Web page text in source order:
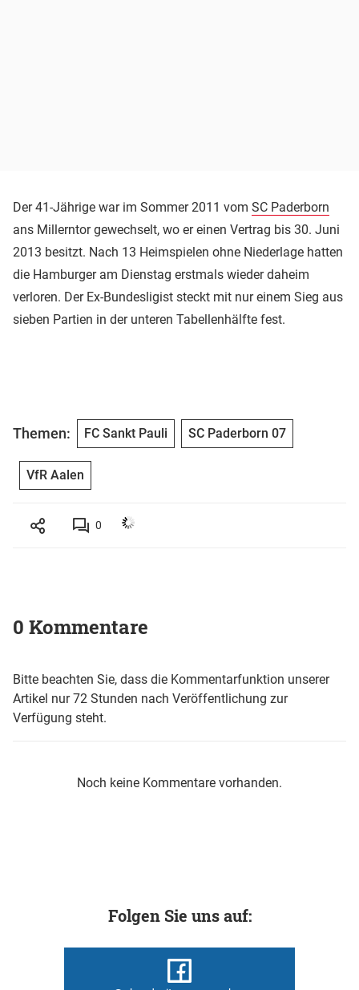
Der 41-Jährige war im Sommer 2011 vom SC Paderborn
ans Millerntor gewechselt, wo er einen Vertrag bis 30. Juni
2013 besitzt. Nach 13 Heimspielen ohne Niederlage hatten
die Hamburger am Dienstag erstmals wieder daheim
verloren. Der Ex-Bundesligist steckt mit nur einem Sieg aus
sieben Partien in der unteren Tabellenhälfte fest.
Themen: FC Sankt Pauli SC Paderborn 07
VfR Aalen
0
0 Kommentare
Bitte beachten Sie, dass die Kommentarfunktion unserer
Artikel nur 72 Stunden nach Veröffentlichung zur
Verfügung steht.
Noch keine Kommentare vorhanden.
Folgen Sie uns auf: